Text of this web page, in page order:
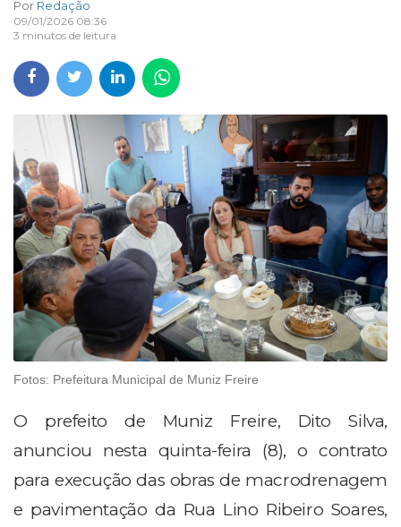
Por Redação
09/01/2026 08:36
3 minutos de leitura
Fotos: Prefeitura Municipal de Muniz Freire
O prefeito de Muniz Freire, Dito Silva,
anunciou nesta quinta-feira (8), o contrato
para execução das obras de macrodrenagem
e pavimentação da Rua Lino Ribeiro Soares,